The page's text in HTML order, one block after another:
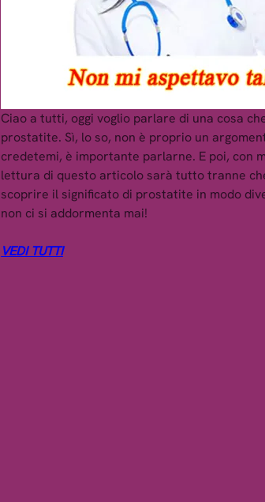
Ciao a tutti, oggi voglio parlare di una cosa
prostatite. Sì, lo so, non è proprio un
credetemi, è importante parlarne. E poi, con
lettura di questo articolo sarà tutto tranne
scoprire il significato di prostatite in modo
non ci si addormenta mai!
VEDI TUTTI